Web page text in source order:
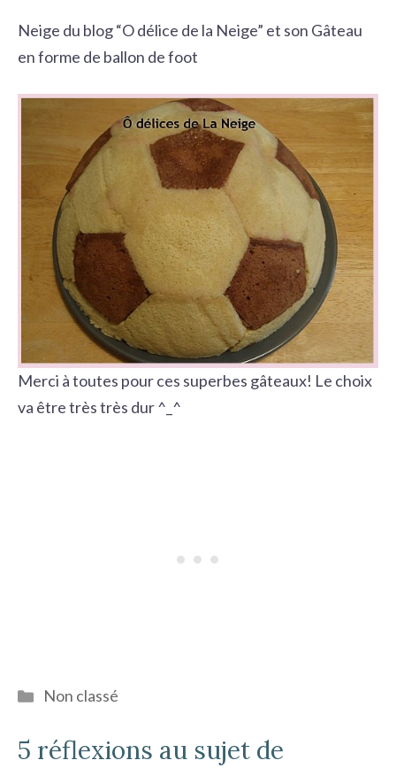
Neige du blog “O délice de la Neige” et son Gâteau
en forme de ballon de foot
Merci à toutes pour ces superbes gâteaux! Le choix
va être très très dur ^_^
Catégories
Non classé
5 réflexions au sujet de